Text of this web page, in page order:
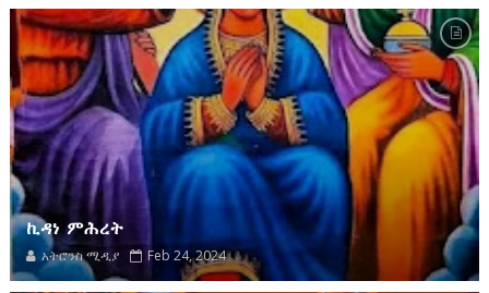
ኪዳነ ምሕረት
አትሮንስ ሚዲያ Feb 24, 2024